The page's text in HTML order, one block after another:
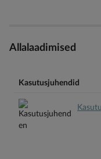
Allalaadimised
Kasutusjuhendid